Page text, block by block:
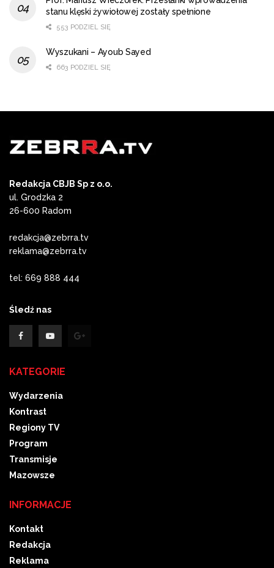
stanu klęski żywiołowej zostały spełnione
553 PODZIEL SIĘ
Wyszukani – Ayoub Sayed
663 PODZIEL SIĘ
Redakcja CBJB Sp z o.o.
ul. Grodzka 2
26-600 Radom
redakcja@zebrra.tv
reklama@zebrra.tv
tel: 669 888 444
Śledź nas
KATEGORIE
Wydarzenia
Kontrast
Regiony TV
Program
Transmisje
Mazowsze
INFORMACJE
Kontakt
Redakcja
Reklama